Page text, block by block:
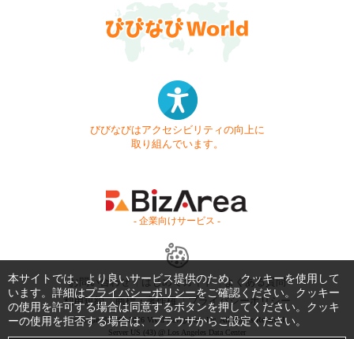
びびなびはアクセシビリティの向上に
取り組んでいます。
- 企業向けサービス -
お問い合わせ はじめてガイド
よくある質問
利用規約
商標・著作権 プライバシーポリシー
Copyright © 1999-2026 Vivid Navigation, Inc. All Rights Reserved.
Server US (43) @ Los Angeles Data Center
本サイトでは、より良いサービス提供のため、クッキーを使用して
います。詳細はプライバシーポリシーをご確認ください。クッキー
の使用を許可する場合は同意するボタンを押してください。クッキ
ーの使用を拒否する場合は、ブラウザからご設定ください。